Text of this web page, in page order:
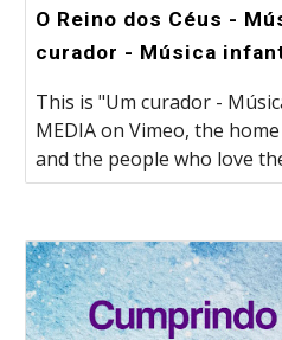
O Reino dos Céus -
curador - Música
This is "Um curador -
MEDIA on Vimeo, the
and the people who love